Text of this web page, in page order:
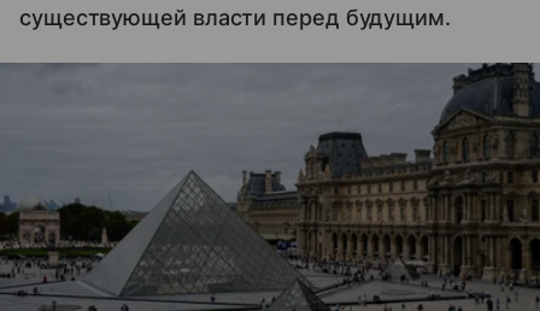
существующей власти перед будущим.